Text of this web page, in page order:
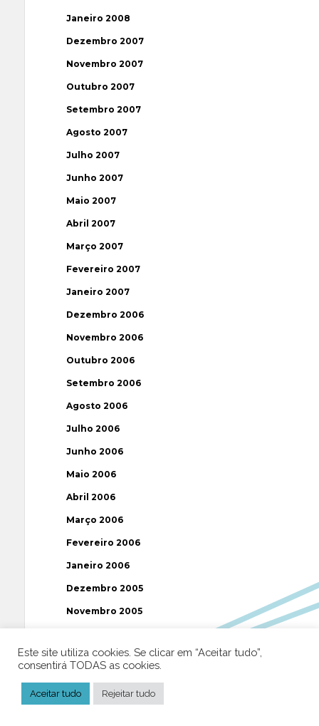
Janeiro 2008
Dezembro 2007
Novembro 2007
Outubro 2007
Setembro 2007
Agosto 2007
Julho 2007
Junho 2007
Maio 2007
Abril 2007
Março 2007
Fevereiro 2007
Janeiro 2007
Dezembro 2006
Novembro 2006
Outubro 2006
Setembro 2006
Agosto 2006
Julho 2006
Junho 2006
Maio 2006
Abril 2006
Março 2006
Fevereiro 2006
Janeiro 2006
Dezembro 2005
Novembro 2005
Setembro 2005
Julho 2005
Este site utiliza cookies. Se clicar em “Aceitar tudo”,
consentirá TODAS as cookies.
Aceitar tudo Rejeitar tudo